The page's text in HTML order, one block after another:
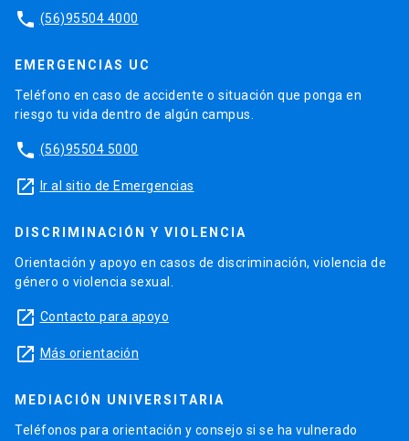
phone (56)95504 4000
EMERGENCIAS UC
Teléfono en caso de accidente o situación que ponga en
riesgo tu vida dentro de algún campus.
phone (56)95504 5000
launch Ir al sitio de Emergencias
DISCRIMINACIÓN Y VIOLENCIA
Orientación y apoyo en casos de discriminación, violencia de
género o violencia sexual.
launch Contacto para apoyo
launch Más orientación
MEDIACIÓN UNIVERSITARIA
Teléfonos para orientación y consejo si se ha vulnerado